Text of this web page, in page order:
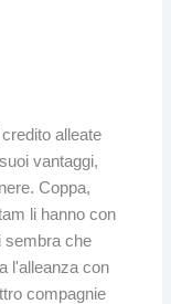
alleate
vantaggi,
Coppa,
li hanno con
sembra che
l'alleanza con
compagnie